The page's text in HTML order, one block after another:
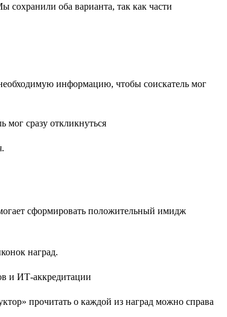
оба варианта, так как части
информацию, чтобы соискатель мог
сформировать положительный имидж
наград.
прочитать о каждой из наград можно справа